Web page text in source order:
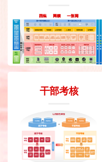
干部考核